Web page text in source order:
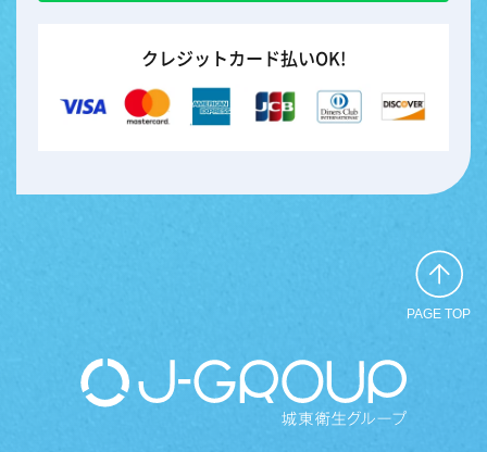
クレジットカード払いOK!
PAGE TOP